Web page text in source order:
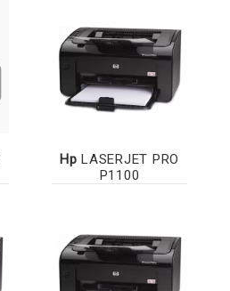
Hp LASERJET PRO
P1100